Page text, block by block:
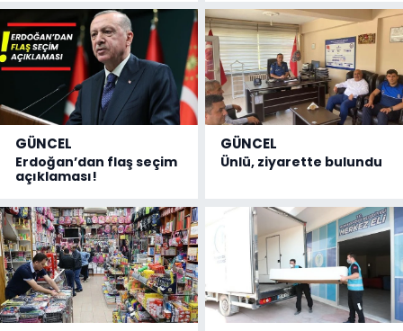
GÜNCEL
Erdoğan’dan flaş seçim
açıklaması!
GÜNCEL
Ünlü, ziyarette bulundu